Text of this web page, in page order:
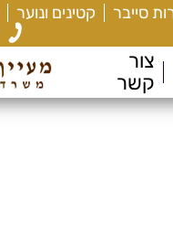
סייבר קטינים ונוער
צור
קשר